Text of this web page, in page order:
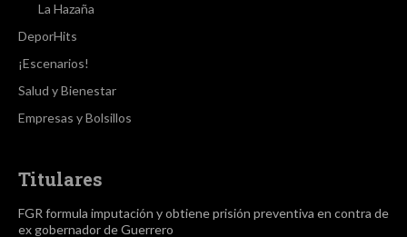
La Hazaña
DeporHits
¡Escenarios!
Salud y Bienestar
Empresas y Bolsillos
Titulares
FGR formula imputación y obtiene prisión preventiva en contra de
ex gobernador de Guerrero